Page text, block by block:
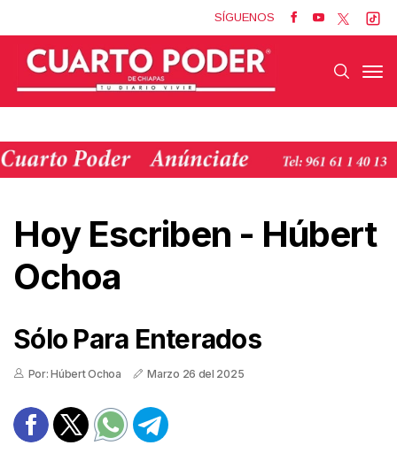
SÍGUENOS
Hoy Escriben - Húbert
Ochoa
Sólo Para Enterados
Por: Húbert Ochoa Marzo 26 del 2025
❮